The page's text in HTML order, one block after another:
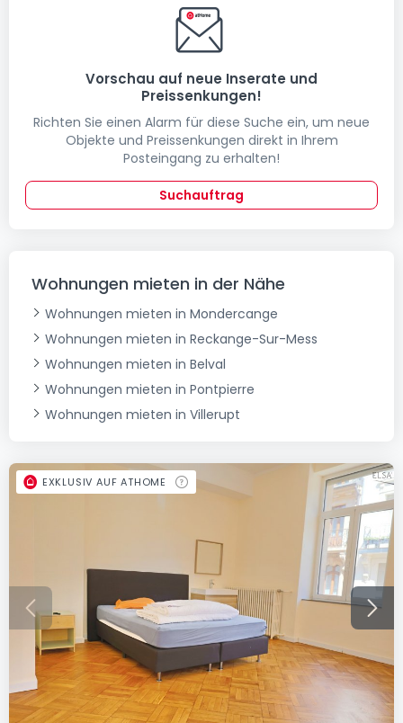
Vorschau auf neue Inserate und
Preissenkungen!
Richten Sie einen Alarm für diese Suche ein, um neue
Objekte und Preissenkungen direkt in Ihrem
Posteingang zu erhalten!
Suchauftrag
Wohnungen mieten in der Nähe
Wohnungen mieten in Mondercange
Wohnungen mieten in Reckange-Sur-Mess
Wohnungen mieten in Belval
Wohnungen mieten in Pontpierre
Wohnungen mieten in Villerupt
EXKLUSIV AUF ATHOME